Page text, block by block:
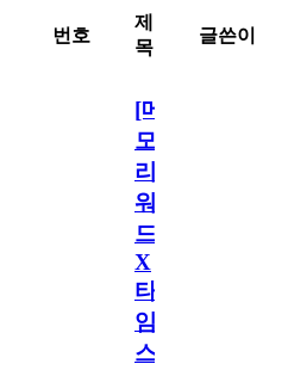
번호
제
목
글쓴이
[메
모
리
워
드
X
타
임
스